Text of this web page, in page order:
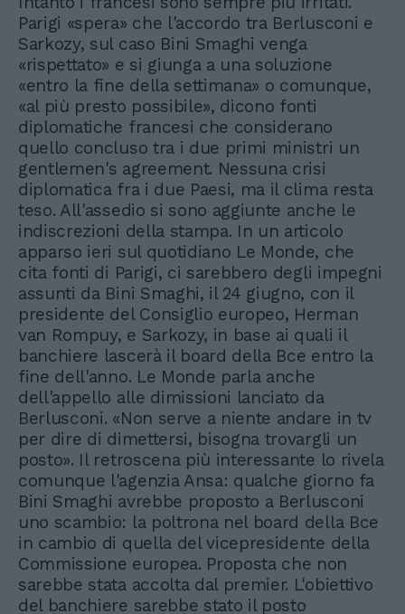
Parigi «spera» che l'accordo tra Berlusconi e
Sarkozy, sul caso Bini Smaghi venga
«rispettato» e si giunga a una soluzione
«entro la fine della settimana» o comunque,
«al più presto possibile», dicono fonti
diplomatiche francesi che considerano
quello concluso tra i due primi ministri un
gentlemen's agreement. Nessuna crisi
diplomatica fra i due Paesi, ma il clima resta
teso. All'assedio si sono aggiunte anche le
indiscrezioni della stampa. In un articolo
apparso ieri sul quotidiano Le Monde, che
cita fonti di Parigi, ci sarebbero degli impegni
assunti da Bini Smaghi, il 24 giugno, con il
presidente del Consiglio europeo, Herman
van Rompuy, e Sarkozy, in base ai quali il
banchiere lascerà il board della Bce entro la
fine dell'anno. Le Monde parla anche
dell'appello alle dimissioni lanciato da
Berlusconi. «Non serve a niente andare in tv
per dire di dimettersi, bisogna trovargli un
posto». Il retroscena più interessante lo rivela
comunque l'agenzia Ansa: qualche giorno fa
Bini Smaghi avrebbe proposto a Berlusconi
uno scambio: la poltrona nel board della Bce
in cambio di quella del vicepresidente della
Commissione europea. Proposta che non
sarebbe stata accolta dal premier. L'obiettivo
del banchiere sarebbe stato il posto